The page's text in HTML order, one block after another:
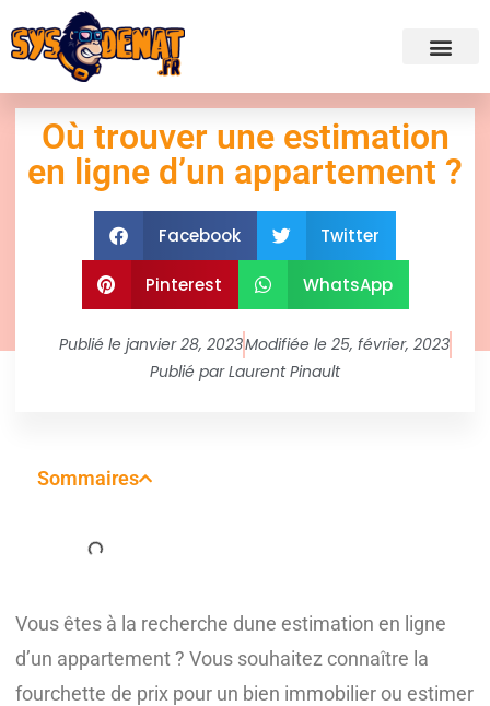
Où trouver une estimation
en ligne d’un appartement ?
Facebook Twitter
Pinterest WhatsApp
Publié le janvier 28, 2023Modifiée le 25, février, 2023
Publié parLaurent Pinault
Sommaires
Vous êtes à la recherche dune estimation en ligne
d’un appartement ? Vous souhaitez connaître la
fourchette de prix pour un bien immobilier ou estimer